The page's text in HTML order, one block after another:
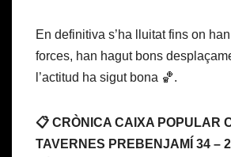
En definitiva s’ha lluitat fins on
forces, han hagut bons
l’actitud ha sigut bona 🏀.
📋 CRÒNICA CAIXA POPULAR
TAVERNES PREBENJAMÍ 34 –